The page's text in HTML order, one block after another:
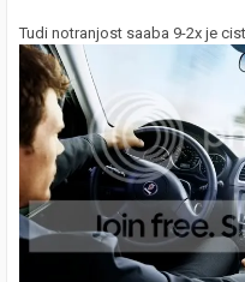
Tudi notranjost saaba 9-2x je